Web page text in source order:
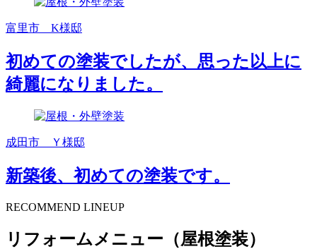
富里市 K様邸
初めての塗装でしたが、思った以上に
綺麗になりました。
成田市 Ｙ様邸
新築後、初めての塗装です。
RECOMMEND LINEUP
リフォームメニュー（屋根塗装）